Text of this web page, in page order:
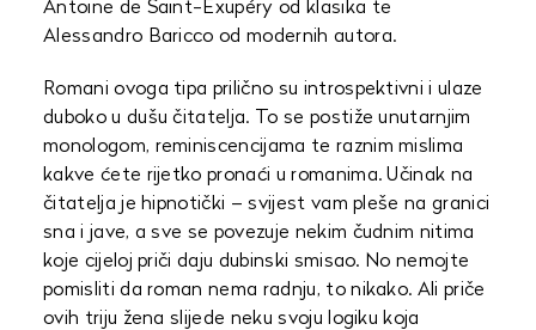
Antoine de Saint-Exupéry od klasika te
Alessandro Baricco od modernih autora.
Romani ovoga tipa prilično su introspektivni i ulaze
duboko u dušu čitatelja. To se postiže unutarnjim
monologom, reminiscencijama te raznim mislima
kakve ćete rijetko pronaći u romanima. Učinak na
čitatelja je hipnotički – svijest vam pleše na granici
sna i jave, a sve se povezuje nekim čudnim nitima
koje cijeloj priči daju dubinski smisao. No nemojte
pomisliti da roman nema radnju, to nikako. Ali priče
ovih triju žena slijede neku svoju logiku koja